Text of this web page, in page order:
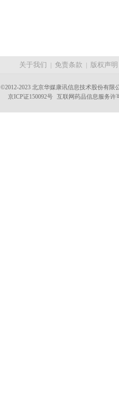
关于我们 免责条款 版权声明
©2012-2023 北京华媒康讯信息技术股份有限
京ICP证150092号
互联网药品信息服务许